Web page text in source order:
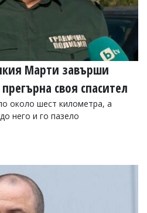
Марти завърши
своя спасител
около шест километра, а
него и го пазело